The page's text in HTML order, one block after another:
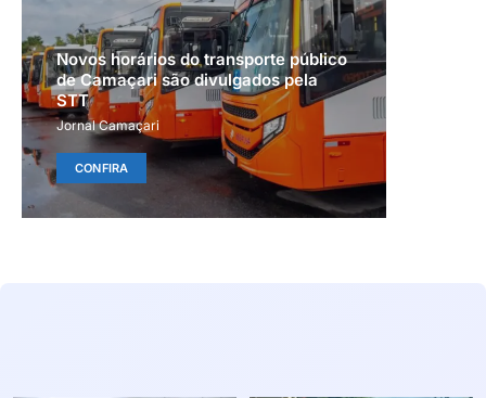
Novos horários do transporte público
de Camaçari são divulgados pela
STT
Jornal Camaçari
CONFIRA